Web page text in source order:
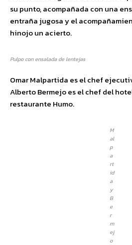
su punto, acompañada con una
entraña jugosa y el
hinojo un acierto.
Pulpo con ensalada de lentejas
Omar Malpartida es el chef
Alberto Bermejo es el chef del
restaurante Humo.
M
al
p
a
rt
id
a
y
B
e
r
m
ej
o